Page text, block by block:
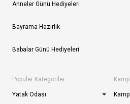
Anneler Günü Hediyeleri
Bayrama Hazırlık
Babalar Günü Hediyeleri
Popüler Kategoriler
Yatak Odası